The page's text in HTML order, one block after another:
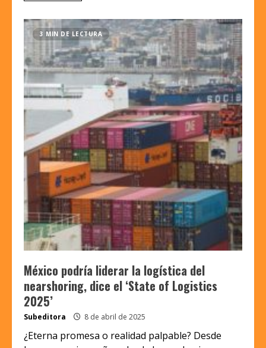
3 MIN DE LECTURA
México podría liderar la logística del
nearshoring, dice el ‘State of Logistics
2025’
Subeditora 8 de abril de 2025
¿Eterna promesa o realidad palpable? Desde